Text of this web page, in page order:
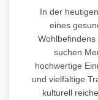
In der
eines
Wohlbefindens
suchen
hochwertige
und vielfältige
kulturell